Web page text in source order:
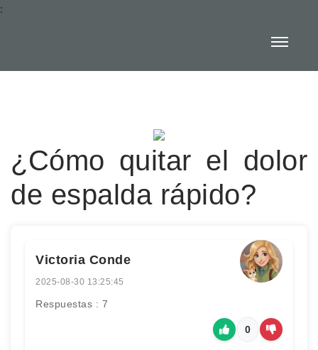
:
¿Cómo quitar el dolor
de espalda rápido?
Victoria Conde
2025-08-30 13:25:45
Respuestas : 7
0